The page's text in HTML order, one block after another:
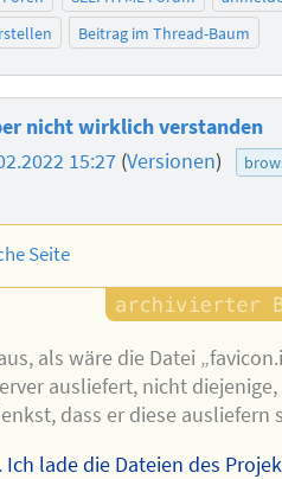
Beitrag im Thread-Baum
nicht wirklich verstanden
15:27 (Versionen)
Seite
als wäre die Datei
ausliefert, nicht
dass er diese ausliefern
Ich lade die Dateien des